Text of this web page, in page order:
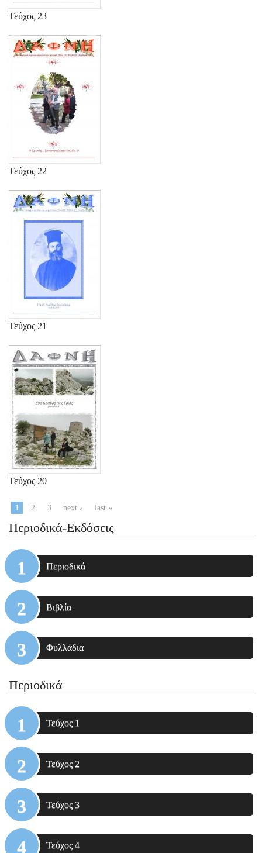
Τεύχος 23
Τεύχος 22
Τεύχος 21
Τεύχος 20
Pages
1 2 3 next › last »
Περιοδικά-Εκδόσεις
Περιοδικά
Βιβλία
Φυλλάδια
Περιοδικά
Τεύχος 1
Τεύχος 2
Τεύχος 3
Τεύχος 4